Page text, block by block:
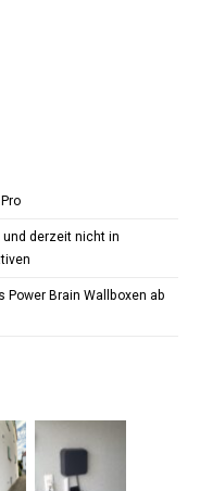
derzeit nicht in
Power Brain Wallboxen ab